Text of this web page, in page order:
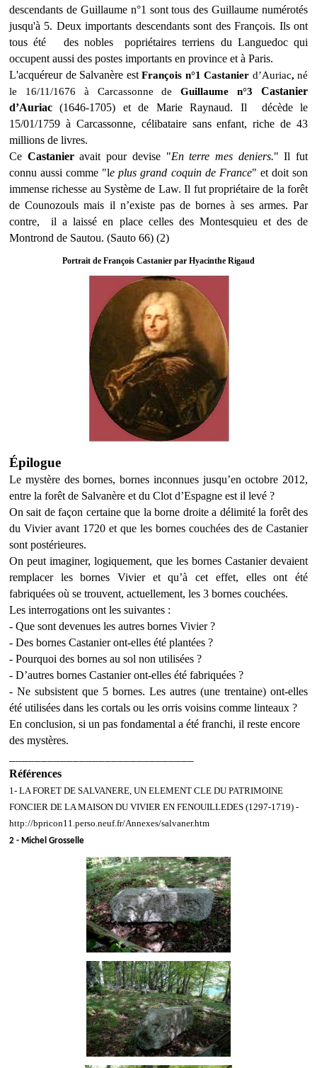
descendants de Guillaume n°1 sont tous des Guillaume numérotés
jusqu'à 5. Deux importants descendants sont des François. Ils ont
tous été des nobles popriétaires terriens du Languedoc qui
occupent aussi des postes importants en province et à Paris.
L'acquéreur de Salvanère est François n°1 Castanier d’Auriac, né
le 16/11/1676 à Carcassonne deGuillaume n°3
Castanier
d’Auriac (1646-1705) et de Marie Raynaud. Il décède le
15/01/1759 à Carcassonne, célibataire sans enfant, riche de 43
millions de livres.
Ce Castanieravait pour devise "En terre mes deniers." Il fut
connu aussi comme "le plus grand coquin de France" et doit son
immense richesse au Système de Law. Il fut propriétaire de la forêt
de Counozouls mais il n’existe pas de bornes à ses armes. Par
contre, il a laissé en place celles des Montesquieu et des de
Montrond de Sautou. (Sauto 66) (2)
Portrait de François Castanier par Hyacinthe Rigaud
Épilogue
Le mystère des bornes, bornes inconnues jusqu’en octobre 2012,
entre la forêt de Salvanère et du Clot d’Espagne est il levé ?
On sait de façon certaine que la borne droite a délimité la forêt des
du Vivier avant 1720 et que les bornes couchées des de Castanier
sont postérieures.
On peut imaginer, logiquement, que les bornes Castanier devaient
remplacer les bornes Vivier et qu’à cet effet, elles ont été
fabriquées où se trouvent, actuellement, les 3 bornes couchées.
Les interrogations ont les suivantes :
- Que sont devenues les autres bornes Vivier ?
- Des bornes Castanier ont-elles été plantées ?
- Pourquoi des bornes au sol non utilisées ?
- D’autres bornes Castanier ont-elles été fabriquées ?
- Ne subsistent que 5 bornes. Les autres (une trentaine) ont-elles
été utilisées dans les cortals ou les orris voisins comme linteaux ?
En conclusion, si un pas fondamental a été franchi, il reste encore
des mystères.
Références
1- LA FORET DE SALVANERE, UN ELEMENT CLE DU PATRIMOINE
FONCIER DE LA MAISON DU VIVIER EN FENOUILLEDES (1297-1719) -
http://bpricon11.perso.neuf.fr/Annexes/salvaner.htm
2 - Michel Grosselle